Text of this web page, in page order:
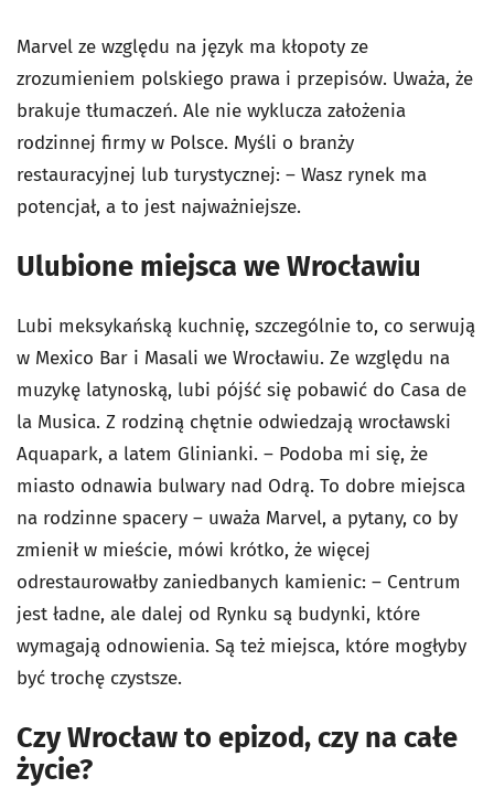
Marvel ze względu na język ma kłopoty ze
zrozumieniem polskiego prawa i przepisów. Uważa, że
brakuje tłumaczeń. Ale nie wyklucza założenia
rodzinnej firmy w Polsce. Myśli o branży
restauracyjnej lub turystycznej: – Wasz rynek ma
potencjał, a to jest najważniejsze.
Ulubione miejsca we Wrocławiu
Lubi meksykańską kuchnię, szczególnie to, co serwują
w Mexico Bar i Masali we Wrocławiu. Ze względu na
muzykę latynoską, lubi pójść się pobawić do Casa de
la Musica. Z rodziną chętnie odwiedzają wrocławski
Aquapark, a latem Glinianki. – Podoba mi się, że
miasto odnawia bulwary nad Odrą. To dobre miejsca
na rodzinne spacery – uważa Marvel, a pytany, co by
zmienił w mieście, mówi krótko, że więcej
odrestaurowałby zaniedbanych kamienic: – Centrum
jest ładne, ale dalej od Rynku są budynki, które
wymagają odnowienia. Są też miejsca, które mogłyby
być trochę czystsze.
Czy Wrocław to epizod, czy na całe
życie?